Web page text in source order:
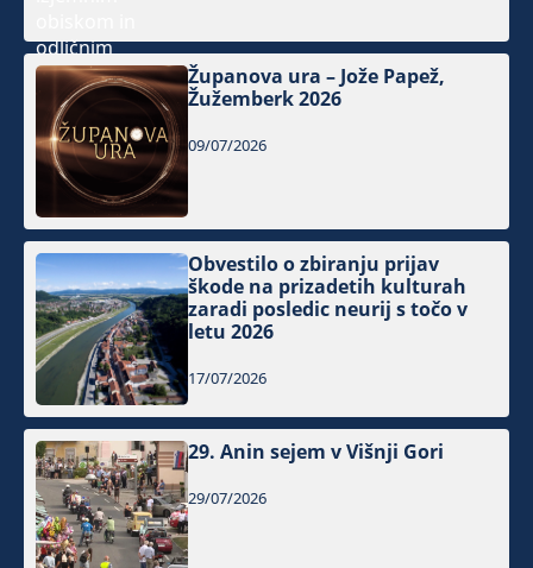
Županova ura – Jože Papež,
Žužemberk 2026
09/07/2026
Obvestilo o zbiranju prijav
škode na prizadetih kulturah
zaradi posledic neurij s točo v
letu 2026
17/07/2026
29. Anin sejem v Višnji Gori
29/07/2026